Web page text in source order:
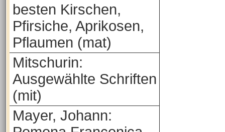
besten Kirschen,
Pfirsiche, Aprikosen,
Pflaumen (mat)
Mitschurin:
Ausgewählte Schriften
(mit)
Mayer, Johann: